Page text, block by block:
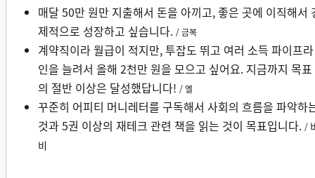
매달 50만 원만 지출해서 돈을 아끼고, 좋은 곳에 이직해서
제적으로 성장하고 싶습니다. / 금복
계약직이라 월급이 적지만, 투잡도 뛰고 여러 소득 파이프라
인을 늘려서 올해 2천만 원을 모으고 싶어요. 지금까지 목표
의 절반 이상은 달성했답니다! / 옐
꾸준히 어피티 머니레터를 구독해서 사회의 흐름을 파악하
것과 5권 이상의 재테크 관련 책을 읽는 것이 목표입니다. /
비